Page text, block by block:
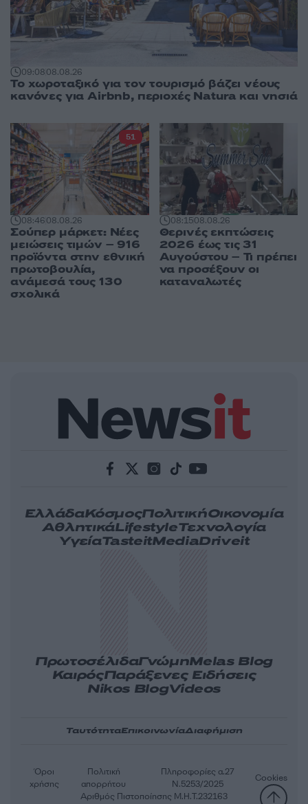
09:0808.08.26
Το χωροταξικό για τον τουρισμό βάζει νέους
κανόνες για Airbnb, περιοχές Natura και νησιά
08:4608.08.26
Σούπερ μάρκετ: Νέες
μειώσεις τιμών – 916
προϊόντα στην εθνική
πρωτοβουλία,
ανάμεσά τους 130
σχολικά
51
08:1508.08.26
Θερινές εκπτώσεις
2026 έως τις 31
Αυγούστου – Τι πρέπει
να προσέξουν οι
καταναλωτές
ΕλλάδαΚόσμοςΠολιτικήΟικονομία
ΑθλητικάLifestyleΤεχνολογία
ΥγείαTasteitMediaDriveit
ΠρωτοσέλιδαΓνώμηMelas Blog
ΚαιρόςΠαράξενες Ειδήσεις
Nikos BlogVideos
ΤαυτότηταΕπικοινωνίαΔιαφήμιση
Αριθμός Πιστοποίησης Μ.Η.Τ.232163
Όροι
χρήσης
Πολιτική
απορρήτου
Πληροφορίες α.27
Ν.5253/2025
Cookies